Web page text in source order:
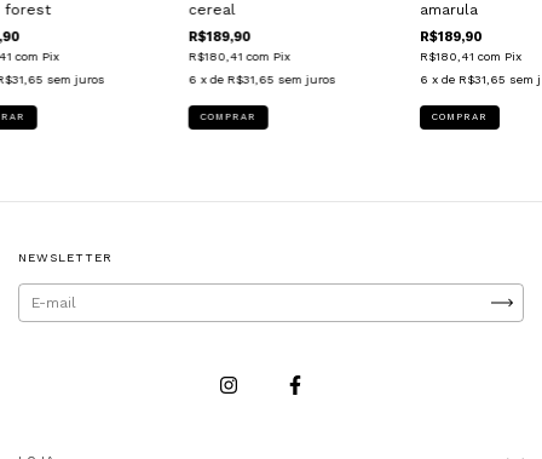
forest
com Pix
sem juros
cereal
R$189,90
R$180,41com Pix
6 x de R$31,65 sem juros
amarula
R$189,90
R$180,41 com Pix
6 x de R$31,65 sem
NEWSLETTER